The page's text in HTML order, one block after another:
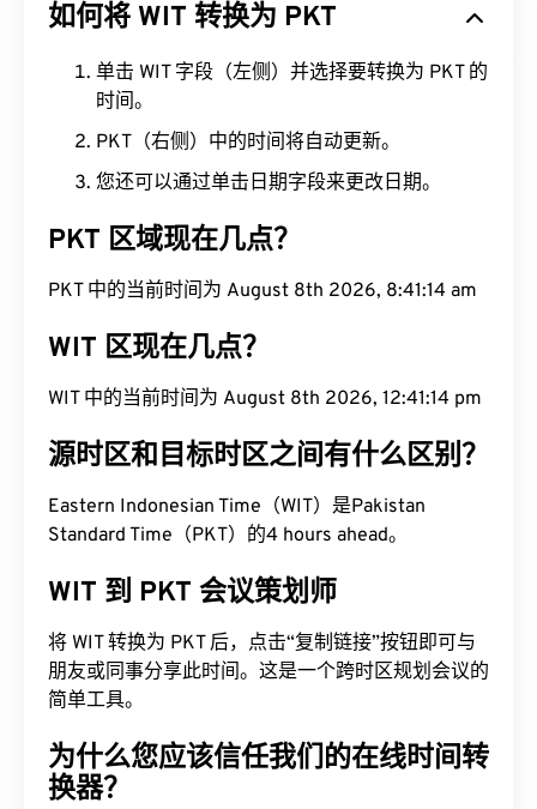
如何将 WIT 转换为 PKT
单击 WIT 字段（左侧）并选择要转换为 PKT 的
时间。
PKT（右侧）中的时间将自动更新。
您还可以通过单击日期字段来更改日期。
PKT 区域现在几点？
PKT 中的当前时间为 August 8th 2026, 8:41:15 am
WIT 区现在几点？
WIT 中的当前时间为 August 8th 2026, 12:41:15 pm
源时区和目标时区之间有什么区别？
Eastern Indonesian Time（WIT）是Pakistan
Standard Time（PKT）的4 hours ahead。
WIT 到 PKT 会议策划师
将 WIT 转换为 PKT 后，点击“复制链接”按钮即可与
朋友或同事分享此时间。这是一个跨时区规划会议的
简单工具。
为什么您应该信任我们的在线时间转
换器？